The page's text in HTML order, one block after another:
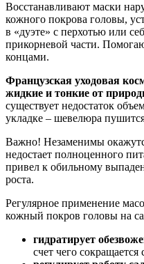
Восстанавливают маски
кожного покрова головы,
в «дуэте» с перхотью или
прикорневой части.
концами.
Французская уходовая
жидкие и тонкие от
существует недостаток
укладке – шевелюра
Важно! Незаменимы
недостает полноценного
привел к обильному
роста.
Регулярное применение
кожный покров головы на
гидратирует
счет чего